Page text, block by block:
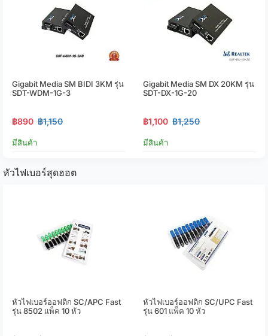
Gigabit Media SM BIDI 3KM รุ่น
SDT-WDM-1G-3
฿890 ฿1,150
มีสินค้า
Gigabit Media SM DX 20KM รุ่น
SDT-DX-1G-20
฿1,100 ฿1,250
มีสินค้า
หัวไฟเบอร์สุดฮอต
หัวไฟเบอร์ออฟติก SC/APC Fast
รุ่น 8502 แพ็ค 10 หัว
หัวไฟเบอร์ออฟติก SC/UPC Fast
รุ่น 601 แพ็ค 10 หัว